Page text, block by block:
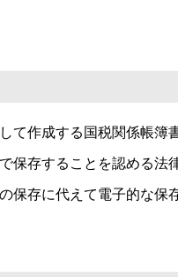
て作成する国税関係帳簿
保存することを認める法
保存に代えて電子的な保